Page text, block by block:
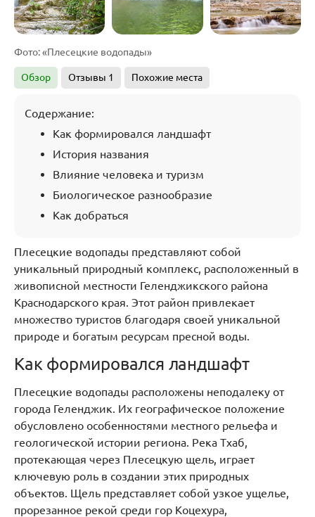
Фото: «Плесецкие водопады»
Обзор Отзывы 1 Похожие места
Содержание:
Как формировался ландшафт
История названия
Влияние человека и туризм
Биологическое разнообразие
Как добраться
Плесецкие водопады представляют собой
уникальный природный комплекс, расположенный в
живописной местности Геленджикского района
Краснодарского края. Этот район привлекает
множество туристов благодаря своей уникальной
природе и богатым ресурсам пресной воды.
Как формировался ландшафт
Плесецкие водопады расположены неподалеку от
города Геленджик. Их географическое положение
обусловлено особенностями местного рельефа и
геологической истории региона. Река Тхаб,
протекающая через Плесецкую щель, играет
ключевую роль в создании этих природных
объектов. Щель представляет собой узкое ущелье,
прорезанное рекой среди гор Коцехура,